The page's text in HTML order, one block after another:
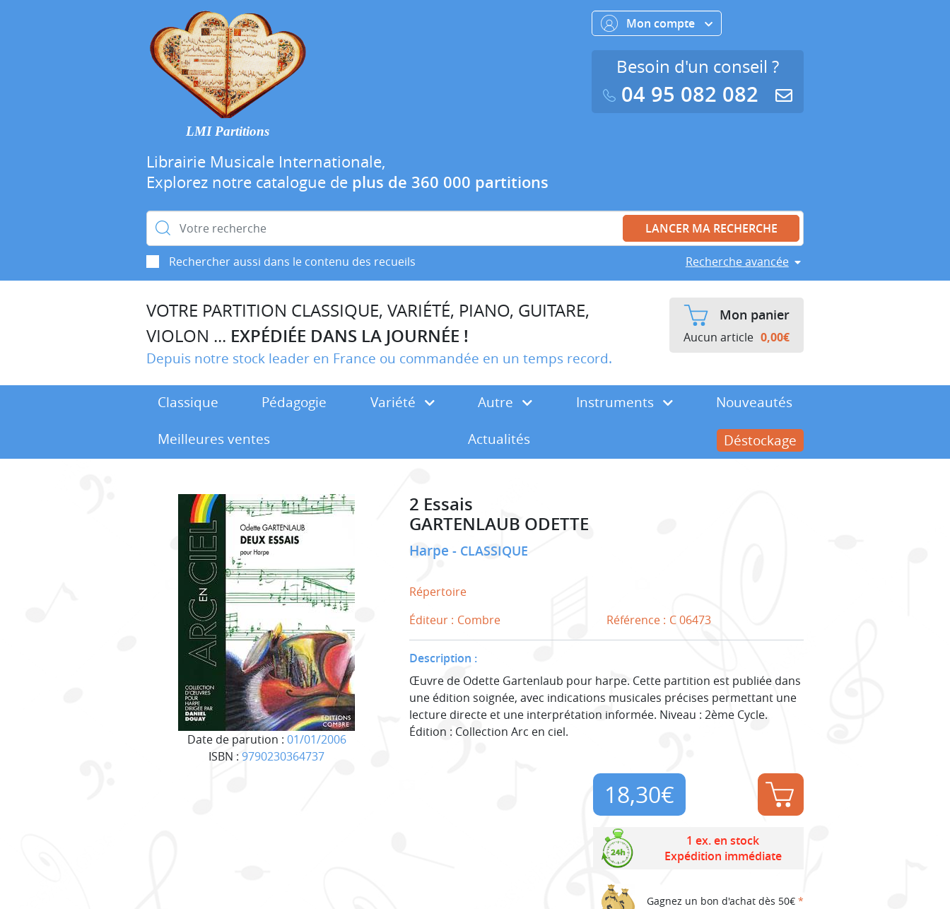
LMI Partitions
Librairie Musicale Internationale,
Explorez notre catalogue de plus de 360 000 partitions
Rechercher :
Rechercher aussi dans le contenu des recueils Recherche avancée
Mon compte
Besoin d'un conseil ?
04 95 082 082
VOTRE PARTITION CLASSIQUE, VARIÉTÉ, PIANO, GUITARE,
VIOLON ... EXPÉDIÉE DANS LA JOURNÉE !
Depuis notre stock leader en France ou commandée en un temps record.
Mon panier
Aucun article 0,00€
Classique Pédagogie Variété Autre Instruments
Nouveautés
Meilleures ventes
Actualités Déstockage
Date de parution : 01/01/2006
ISBN : 9790230364737
2 Essais
GARTENLAUB ODETTE
Harpe CLASSIQUE
Répertoire
Éditeur : Combre Référence : C 06473
Description :
Œuvre de Odette Gartenlaub pour harpe. Cette partition est publiée dans
une édition soignée, avec indications musicales précises permettant une
lecture directe et une interprétation informée. Niveau : 2ème Cycle.
Édition : Collection Arc en ciel.
18,30€
1 ex. en stock
Expédition immédiate
Gagnez un bon d'achat dès 50€ *